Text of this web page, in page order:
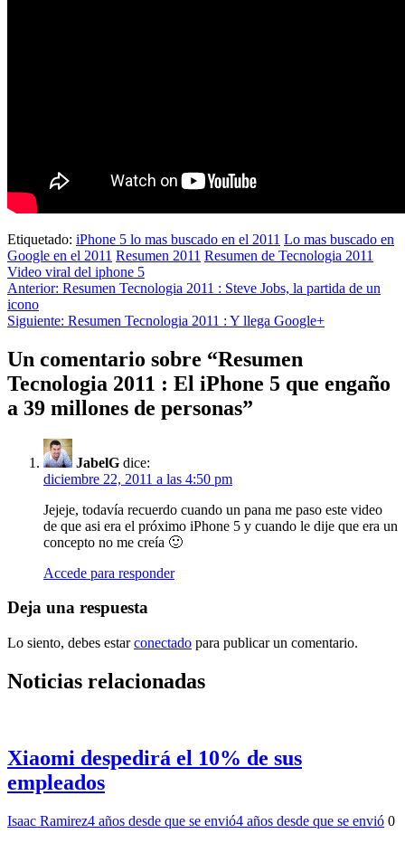
Etiquetado: iPhone 5 lo mas buscado en el 2011 Lo mas buscado en
Google en el 2011 Resumen 2011 Resumen de Tecnologia 2011
Video viral del iphone 5
Navegación
de
Anterior: Resumen Tecnologia 2011 : Steve Jobs, la partida de un
icono
Siguiente: Resumen Tecnologia 2011 : Y llega Google+
Un comentario sobre “Resumen
Tecnologia 2011 : El iPhone 5 que engaño
a 39 millones de personas”
JabelG dice:
diciembre 22, 2011 a las 4:50 pm
Jejeje, todavía recuerdo cuando un pana me paso este video
de que asi era el próximo iPhone 5 y cuando le dije que era un
concepto no me creía 🙂
Accede para responder
Deja una respuesta
Lo siento, debes estarconectado para publicar un comentario.
Noticias relacionadas
Xiaomi despedirá el 10% de sus
empleados
Isaac Ramirez4 años desde que se envió4 años desde que se envió 0